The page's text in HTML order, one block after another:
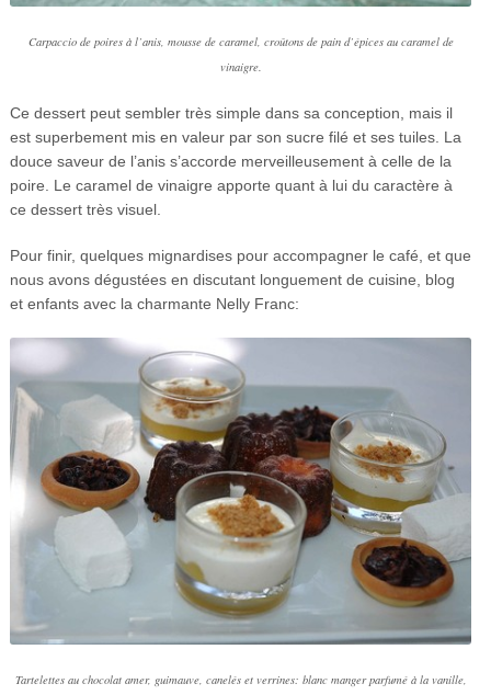
Carpaccio de poires à l’anis, mousse de caramel, croûtons de pain d’épices au caramel de
vinaigre.
Ce dessert peut sembler très simple dans sa conception, mais il
est superbement mis en valeur par son sucre filé et ses tuiles. La
douce saveur de l’anis s’accorde merveilleusement à celle de la
poire. Le caramel de vinaigre apporte quant à lui du caractère à
ce dessert très visuel.
Pour finir, quelques mignardises pour accompagner le café, et que
nous avons dégustées en discutant longuement de cuisine, blog
et enfants avec la charmante Nelly Franc:
Tartelettes au chocolat amer, guimauve, canelés et verrines: blanc manger parfumé à la vanille,